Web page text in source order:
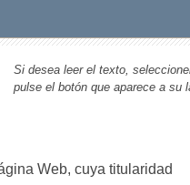
Si desea leer el texto,
pulse el botón que aparece a su
Web, cuya titularidad